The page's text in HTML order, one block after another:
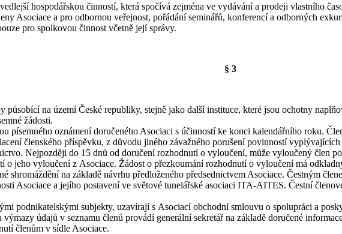
hospodářskou činností, která spočívá zejména ve vydávání a prodeji vlastního
Asociace a pro odbornou veřejnost, pořádání seminářů, konferencí a odborných
pro spolkovou činnost včetně její správy.
§ 3
působící na území České republiky, stejně jako další instituce, které jsou ochotny
žádosti.
písemného oznámení doručeného Asociaci s účinností ke konci kalendářního roku.
členského příspěvku, z důvodu jiného závažného porušení povinností
Nejpozději do 15 dnů od doručení rozhodnutí o vyloučení, může vyloučený člen
o jeho vyloučení z Asociace. Žádost o přezkoumání rozhodnutí o vyloučení má
shromáždění na základě návrhu předloženého předsednictvem Asociace. Čestným
Asociace a jejího postavení ve světové tunelářské asociaci ITA-AITES. Čestní
podnikatelskými subjekty, uzavírají s Asociací obchodní smlouvu o spolupráci a
výmazy údajů v seznamu členů provádí generální sekretář na základě doručené
členům v sídle Asociace.